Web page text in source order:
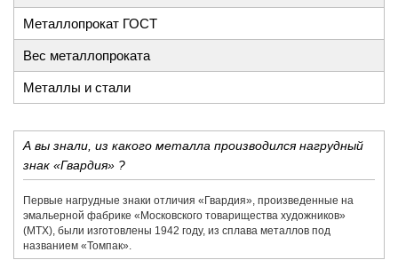
Металлопрокат ГОСТ
Вес металлопроката
Металлы и стали
А вы знали, из какого металла производился нагрудный
знак «Гвардия» ?
Первые нагрудные знаки отличия «Гвардия», произведенные на
эмальерной фабрике «​Московского товарищества художников»​
(МТХ), были изготовлены 1942 году, из сплава металлов под
названием «​Томпак».